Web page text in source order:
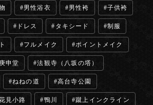
男性浴衣 男性袴 子供袴
ドレス タキシード 制服
フルメイク ポイントメイク
申堂 法観寺（八坂の塔）
ねねの道 高台寺公園
見小路 鴨川 蹴上インクライン